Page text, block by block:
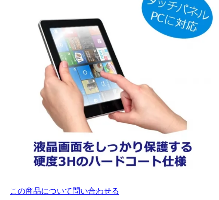
この商品について問い合わせる